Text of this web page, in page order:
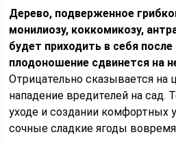
Дерево, подверженное
монилиозу, коккомикозу,
будет приходить в себя после
плодоношение сдвинется на
Отрицательно сказывается на
нападение вредителей на сад.
уходе и создании комфортных
сочные сладкие ягоды